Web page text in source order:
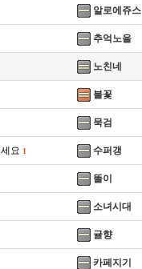
알로에쥬스
추억노을
노친네
불꽃
묵검
요 1 수퍼갱
똘이
소녀시대
귤향
카페지기